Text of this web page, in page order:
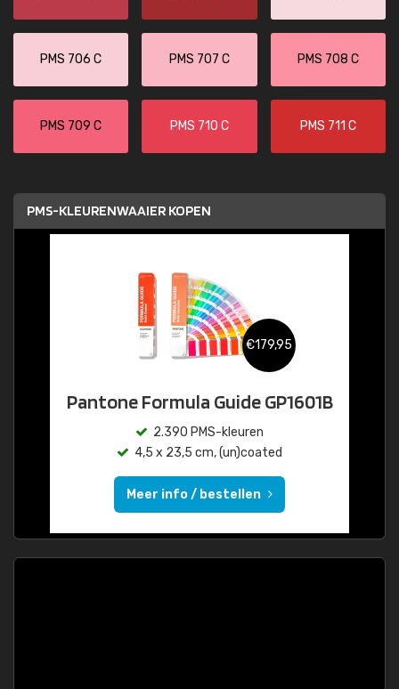
PMS 706 C PMS 707 C PMS 708 C
PMS 709 C PMS 710 C PMS 711 C
PMS-KLEURENWAAIER KOPEN
€179,95
Pantone Formula Guide GP1601B
2.390 PMS-kleuren
4,5 x 23,5 cm, (un)coated
Meer info / bestellen